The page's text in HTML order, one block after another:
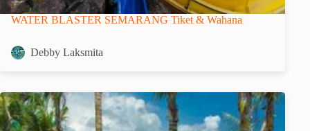
WATER BLASTER SEMARANG Tiket & Wahana
Debby Laksmita